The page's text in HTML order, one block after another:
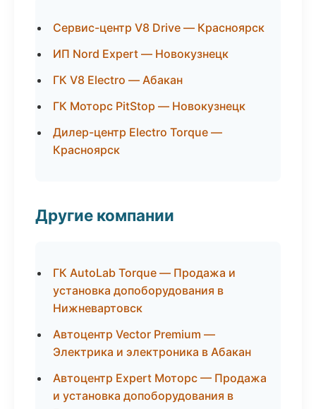
Сервис-центр V8 Drive — Красноярск
ИП Nord Expert — Новокузнецк
ГК V8 Electro — Абакан
ГК Моторс PitStop — Новокузнецк
Дилер-центр Electro Torque —
Красноярск
Другие компании
ГК AutoLab Torque — Продажа и
установка допоборудования в
Нижневартовск
Автоцентр Vector Premium —
Электрика и электроника в Абакан
Автоцентр Expert Моторс — Продажа
и установка допоборудования в